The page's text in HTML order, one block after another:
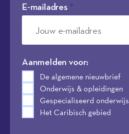
E-mailadres
Aanmelden voor:
De algemene nieuwbrief
Onderwijs & opleidingen
Gespecialiseerd onderwijs
Het Caribisch gebied